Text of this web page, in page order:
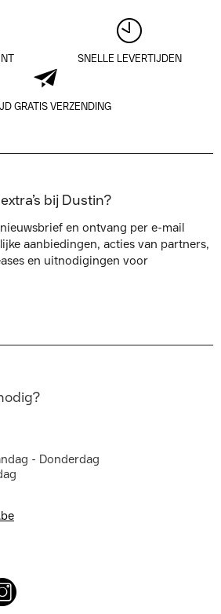
SNELLE LEVERTIJDEN
GRATIS VERZENDING
bij Dustin?
en ontvang per e-mail
aanbiedingen, acties van partners,
en uitnodigingen voor
- Donderdag